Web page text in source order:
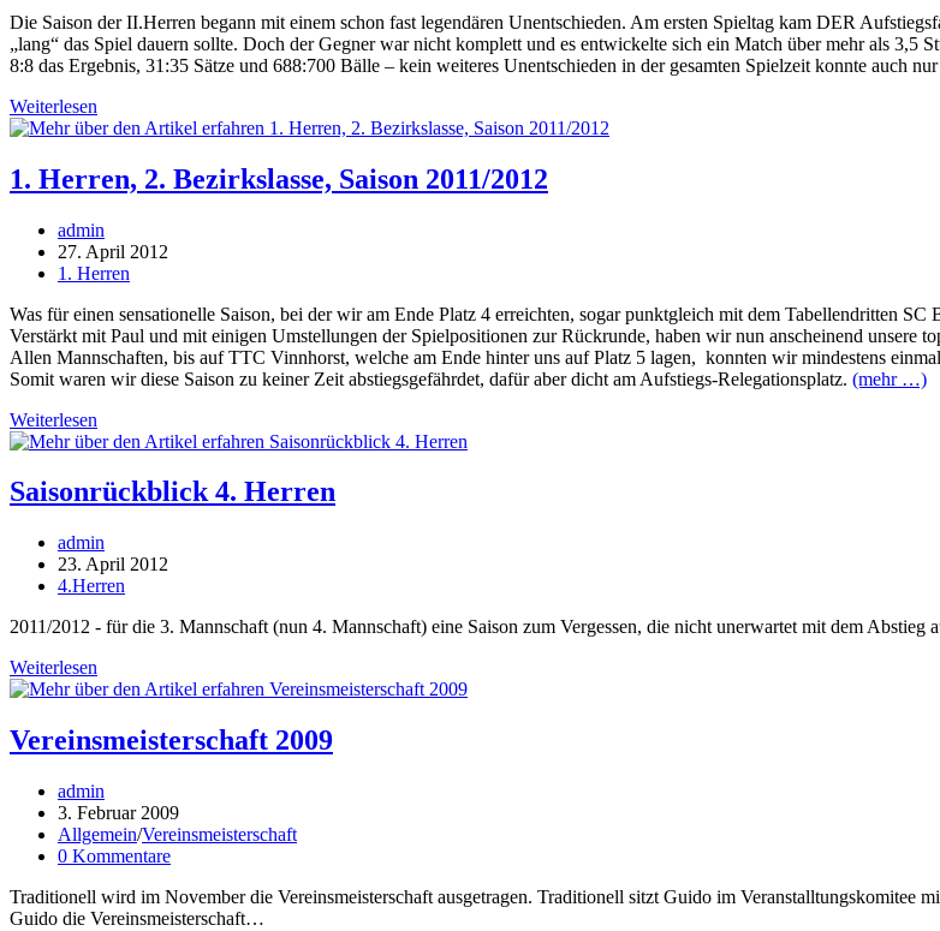
Die Saison der II.Herren begann mit einem schon fast legendären Unentschieden. Am ersten Spieltag kam DER
„lang“ das Spiel dauern sollte. Doch der Gegner war nicht komplett und es entwickelte sich ein Match über mehr als 3,5
8:8 das Ergebnis, 31:35 Sätze und 688:700 Bälle – kein weiteres Unentschieden in der gesamten Spielzeit konnte auch
Weiterlesen
unserer
Herrenmannschaft
1. Herren, 2. Bezirkslasse, Saison 2011/2012
Beitrags-
Autor:
admin
Beitrag
veröffentlicht:
27. April 2012
Beitrags-
1. Herren
Was für einen sensationelle Saison, bei der wir am Ende Platz 4 erreichten, sogar punktgleich mit dem Tabellendritten SC
Verstärkt mit Paul und mit einigen Umstellungen der Spielpositionen zur Rückrunde, haben wir nun anscheinend unsere
Allen Mannschaften, bis auf TTC Vinnhorst, welche am Ende hinter uns auf Platz 5 lagen, konnten wir mindestens
Somit waren wir diese Saison zu keiner Zeit abstiegsgefährdet, dafür aber dicht am Aufstiegs-Relegationsplatz. (mehr …)
Weiterlesen
Herren,
Bezirkslasse,
Saison
Saisonrückblick 4. Herren
Beitrags-
Autor:
admin
Beitrag
veröffentlicht:
23. April 2012
Beitrags-
4.Herren
2011/2012 - für die 3. Mannschaft (nun 4. Mannschaft) eine Saison zum Vergessen, die nicht unerwartet mit dem
Weiterlesen
4.
Vereinsmeisterschaft 2009
Beitrags-
Autor:
admin
Beitrag
veröffentlicht:
3. Februar 2009
Beitrags-
Kategorie:
Allgemein/Vereinsmeisterschaft
Beitrags-
0 Kommentare
Traditionell wird im November die Vereinsmeisterschaft ausgetragen. Traditionell sitzt Guido im
Guido die Vereinsmeisterschaft…